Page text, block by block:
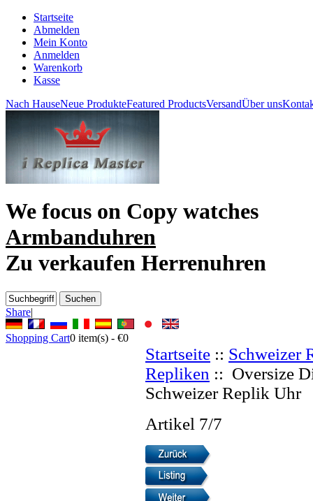
Startseite
Abmelden
Mein Konto
Anmelden
Warenkorb
Kasse
Nach HauseNeue ProdukteFeatured ProductsVersandÜber uns
We focus on Copy watches
Armbanduhren
Zu verkaufen Herrenuhren
Share|
Shopping Cart0 item(s) - €0
Startseite :: Schweizer
Repliken :: Oversize
Schweizer Replik Uhr
Artikel 7/7